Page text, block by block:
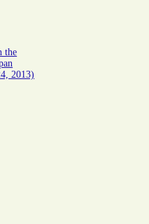
the
2013)